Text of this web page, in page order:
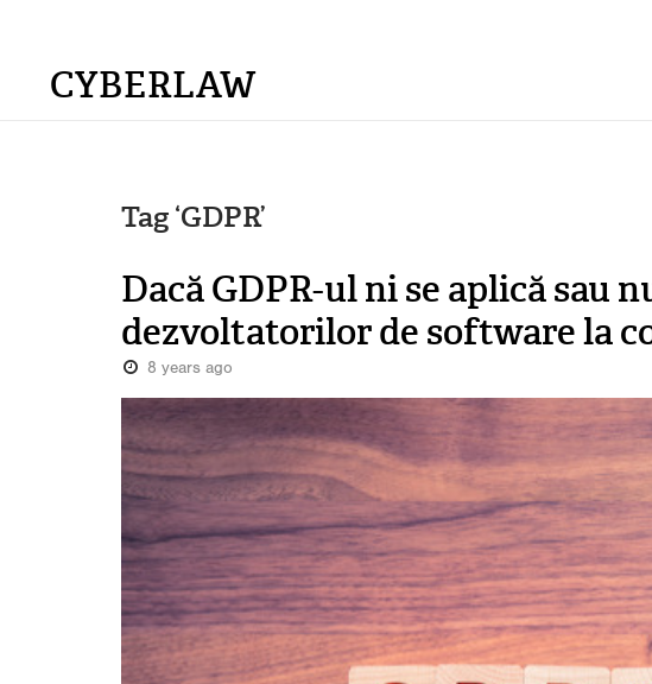
CYBERLAW
Tag ‘GDPR’
Dacă GDPR-ul ni se aplică sau
dezvoltatorilor de software la
8 years ago